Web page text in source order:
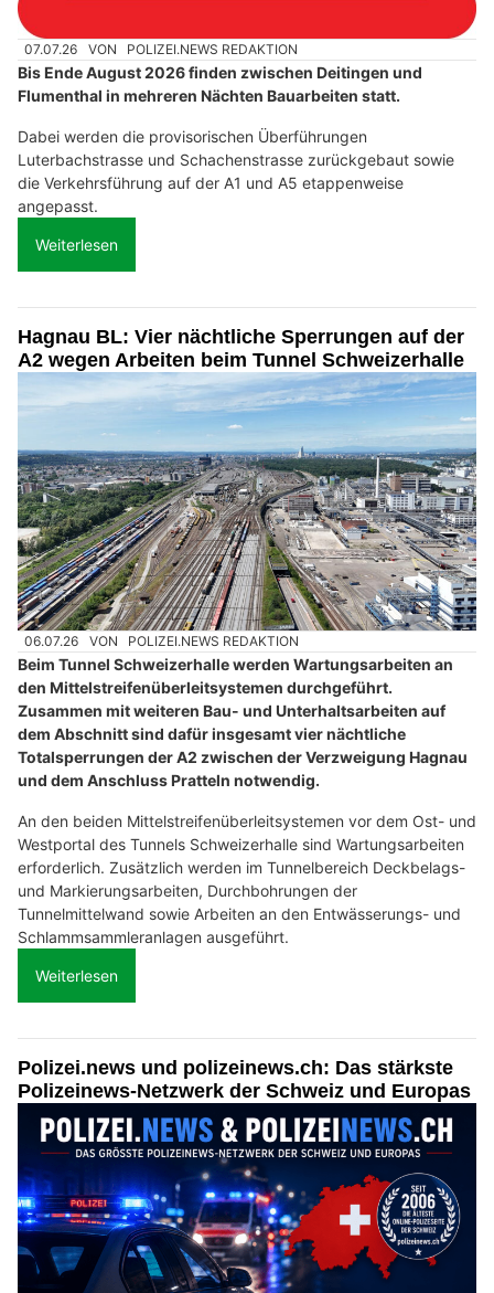
07.07.26 VON POLIZEI.NEWS REDAKTION
Bis Ende August 2026 finden zwischen Deitingen und
Flumenthal in mehreren Nächten Bauarbeiten statt.
Dabei werden die provisorischen Überführungen
Luterbachstrasse und Schachenstrasse zurückgebaut sowie
die Verkehrsführung auf der A1 und A5 etappenweise
angepasst.
Weiterlesen
Hagnau BL: Vier nächtliche Sperrungen auf der
A2 wegen Arbeiten beim Tunnel Schweizerhalle
06.07.26 VON POLIZEI.NEWS REDAKTION
Beim Tunnel Schweizerhalle werden Wartungsarbeiten an
den Mittelstreifenüberleitsystemen durchgeführt.
Zusammen mit weiteren Bau- und Unterhaltsarbeiten auf
dem Abschnitt sind dafür insgesamt vier nächtliche
Totalsperrungen der A2 zwischen der Verzweigung Hagnau
und dem Anschluss Pratteln notwendig.
An den beiden Mittelstreifenüberleitsystemen vor dem Ost- und
Westportal des Tunnels Schweizerhalle sind Wartungsarbeiten
erforderlich. Zusätzlich werden im Tunnelbereich Deckbelags-
und Markierungsarbeiten, Durchbohrungen der
Tunnelmittelwand sowie Arbeiten an den Entwässerungs- und
Schlammsammleranlagen ausgeführt.
Weiterlesen
Polizei.news und polizeinews.ch: Das stärkste
Polizeinews-Netzwerk der Schweiz und Europas